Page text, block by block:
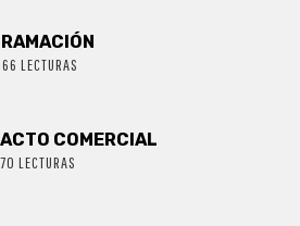
LECTURAS
COMERCIAL
LECTURAS